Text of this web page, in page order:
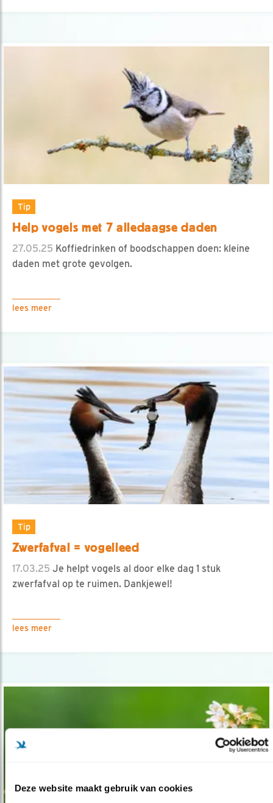
Deze website maakt gebruik van cookies
Tip
Help vogels met 7 alledaagse daden
27.05.25 Koffiedrinken of boodschappen doen: kleine
daden met grote gevolgen.
lees meer
Tip
Zwerfafval = vogelleed
17.03.25 Je helpt vogels al door elke dag 1 stuk
zwerfafval op te ruimen. Dankjewel!
lees meer